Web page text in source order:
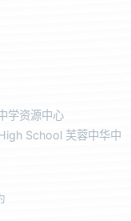
学资源中心
School 芙蓉中华中